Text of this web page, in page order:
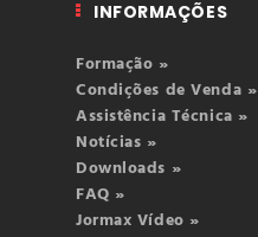
INFORMAÇÕES
Formação »
Condições de Venda »
Assistência Técnica »
Notícias »
Downloads »
FAQ »
Jormax Vídeo »